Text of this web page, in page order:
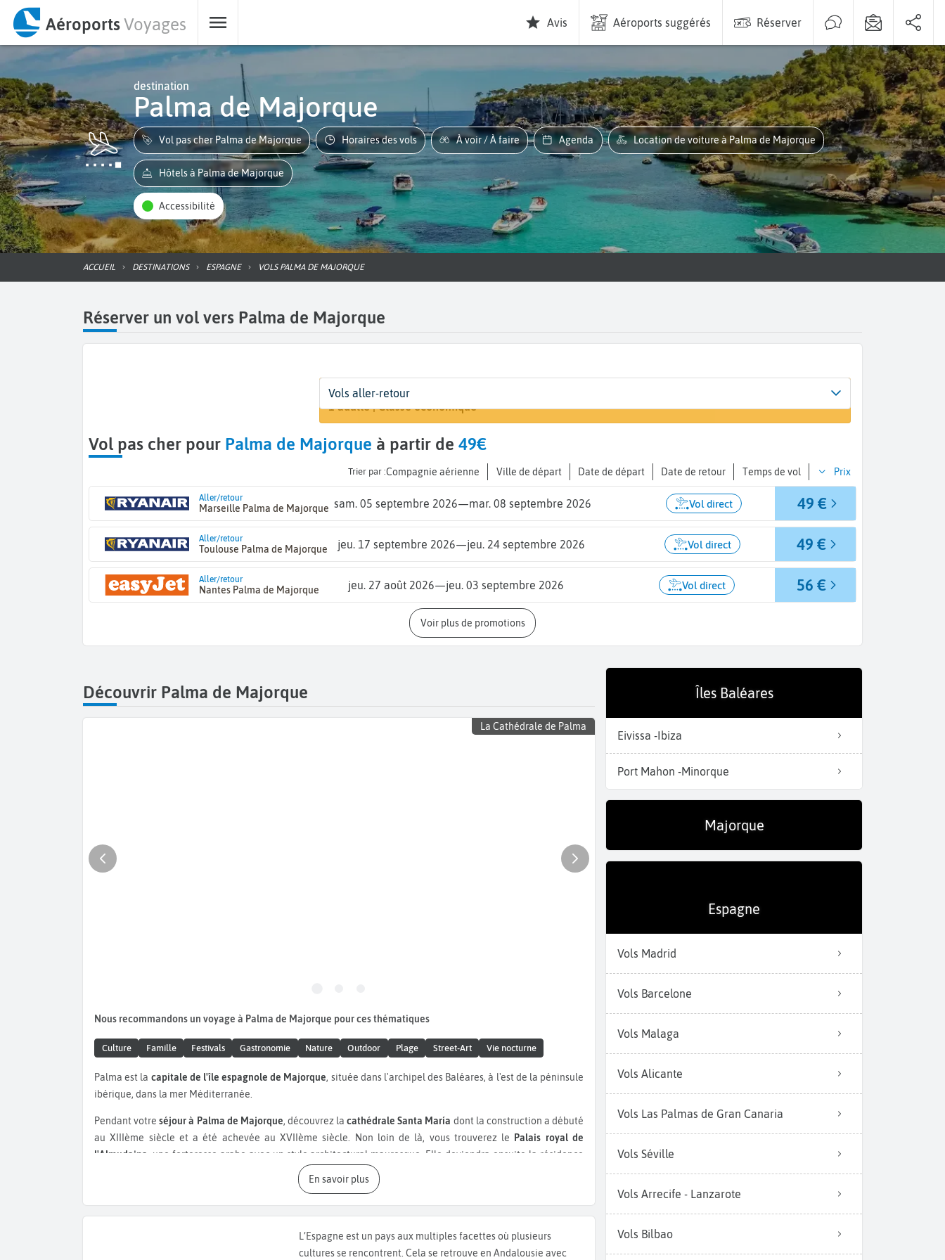
AéroportsVoyages Avis Aéroports suggérés Réserver
destination
Palma de Majorque
Vol pas cher Palma de Majorque Horaires des vols À voir / À faire Agenda Location de voiture à Palma de Majorque
Hôtels à Palma de Majorque
Accessibilité
ACCUEIL DESTINATIONS ESPAGNE VOLS PALMA DE MAJORQUE
Réserver un vol vers Palma de Majorque
Départ
De... Palma de Majorque (PMI)
Dates
Dates de votre voyage
Voyageurs | Classe
1 adulte | Classe économique
Vols aller-retour
Vol pas cher pour Palma de Majorque à partir de 49€
Trier par : Compagnie aérienne Ville de départ Date de départ Date de retour Temps de vol Prix
Aller/retour
Marseille Palma de Majorque sam. 05 septembre 2026—mar. 08 septembre 2026 Vol direct 49 €
Aller/retour
Toulouse Palma de Majorque jeu. 17 septembre 2026—jeu. 24 septembre 2026 Vol direct 49 €
Aller/retour
Nantes Palma de Majorque jeu. 27 août 2026—jeu. 03 septembre 2026 Vol direct 56 €
Voir plus de promotions
Découvrir Palma de Majorque
La Cathédrale de Palma
Nous recommandons un voyage à Palma de Majorque pour ces thématiques
Culture Famille Festivals Gastronomie Nature Outdoor Plage Street-Art Vie nocturne
Palma est la capitale de l'île espagnole de Majorque, située dans l'archipel des Baléares, à l'est de la péninsule
ibérique, dans la mer Méditerranée.
Pendant votreséjour à Palma de Majorque, découvrez lacathédrale Santa María dont la construction a débuté
au XIIIème siècle et a été achevée au XVIIème siècle. Non loin de là, vous trouverez le Palais royal de
l'Almudaina
, une forteresse arabe avec un style architectural mauresque. Elle deviendra ensuite la résidence
des monarques de l'île. Profitez-en pour découvrir le château de Bellver, situé au sommet de la colline. Datant
du XIVème siècle, il est construit dans un style gothique méditerranéen. Durant votre week-end à Palma de
Majorque, visitez aussi certains musées, comme lemusée-fondation Juan Marchsitué dans un palais datant du
, quant à lui, présente des œuvres d'art et des objets majorquins historiques. Ne ratez pas
fondation Pilar et Joan Miró. Explorez lemarché de l'Olivar , un lieu vivant où vous
En savoir plus
L’Espagne est un pays aux multiples facettes où plusieurs
cultures se rencontrent. Cela se retrouve en Andalousie avec
Îles Baléares
Eivissa -Ibiza
Port Mahon -Minorque
Majorque
Espagne
Vols Madrid
Vols Barcelone
Vols Malaga
Vols Alicante
Vols Las Palmas de Gran Canaria
Vols Séville
Vols Arrecife - Lanzarote
Vols Bilbao